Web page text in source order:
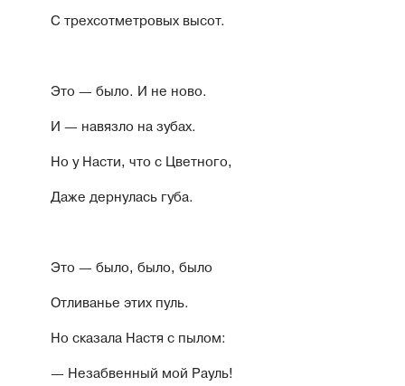
С трехсотметровых высот.
Это — было. И не ново.
И — навязло на зубах.
Но у Насти, что с Цветного,
Даже дернулась губа.
Это — было, было, было
Отливанье этих пуль.
Но сказала Настя с пылом:
— Незабвенный мой Рауль!